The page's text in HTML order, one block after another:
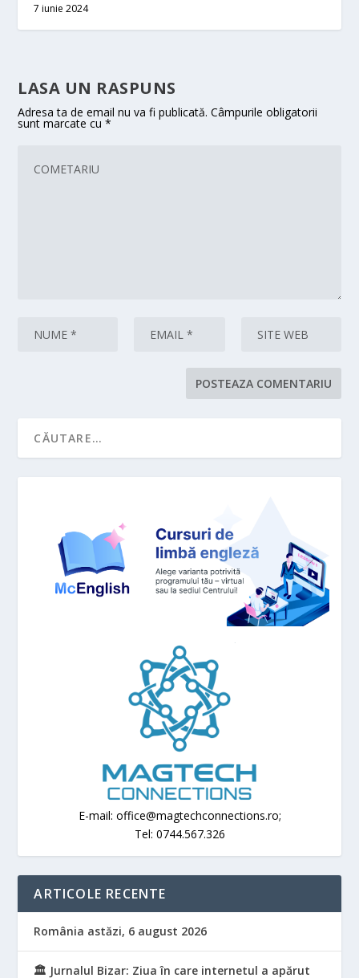
7 iunie 2024
LASA UN RASPUNS
Adresa ta de email nu va fi publicată. Câmpurile obligatorii
sunt marcate cu*
E-mail: office@magtechconnections.ro;
Tel: 0744.567.326
ARTICOLE RECENTE
România astăzi, 6 august 2026
🏛️ Jurnalul Bizar: Ziua în care internetul a apărut